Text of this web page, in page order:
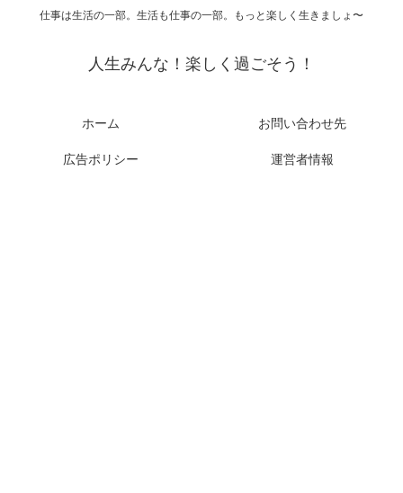
仕事は生活の一部。生活も仕事の一部。もっと楽しく生きましょ〜
人生みんな！楽しく過ごそう！
ホーム お問い合わせ先
広告ポリシー 運営者情報